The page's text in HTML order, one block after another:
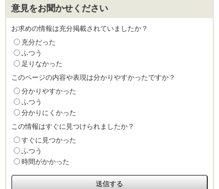
意見をお聞かせください
お求めの情報は充分掲載されていましたか？
充分だった
ふつう
足りなかった
このページの内容や表現は分かりやすかったですか？
分かりやすかった
ふつう
分かりにくかった
この情報はすぐに見つけられましたか？
すぐに見つかった
ふつう
時間がかかった